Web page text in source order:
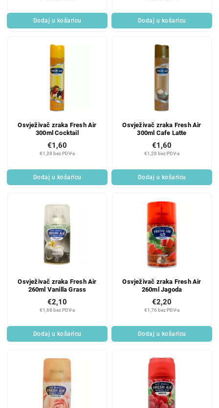
Dodaj u košaricu Dodaj u košaricu
Osvježivač zraka Fresh Air
300ml Cocktail
€1,28 bez PDV-a
€1,60
Dodaj u košaricu
Osvježivač zraka Fresh Air
300ml Cafe Latte
€1,28 bez PDV-a
€1,60
Dodaj u košaricu
Osvježivač zraka Fresh Air
260ml Vanilla Grass
€1,68 bez PDV-a
€2,10
Dodaj u košaricu
Osvježivač zraka Fresh Air
260ml Jagoda
€1,76 bez PDV-a
€2,20
Dodaj u košaricu